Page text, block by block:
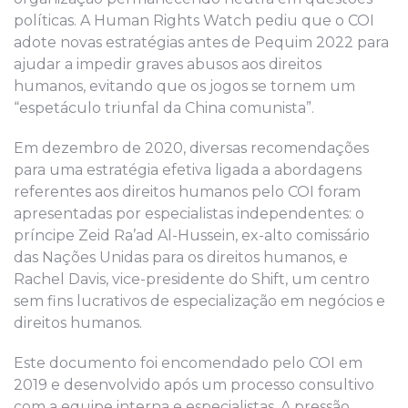
políticas. A Human Rights Watch pediu que o COI
adote novas estratégias antes de Pequim 2022 para
ajudar a impedir graves abusos aos direitos
humanos, evitando que os jogos se tornem um
“espetáculo triunfal da China comunista”.
Em dezembro de 2020, diversas recomendações
para uma estratégia efetiva ligada a abordagens
referentes aos direitos humanos pelo COI foram
apresentadas por especialistas independentes: o
príncipe Zeid Ra’ad Al-Hussein, ex-alto comissário
das Nações Unidas para os direitos humanos, e
Rachel Davis, vice-presidente do Shift, um centro
sem fins lucrativos de especialização em negócios e
direitos humanos.
Este documento foi encomendado pelo COI em
2019 e desenvolvido após um processo consultivo